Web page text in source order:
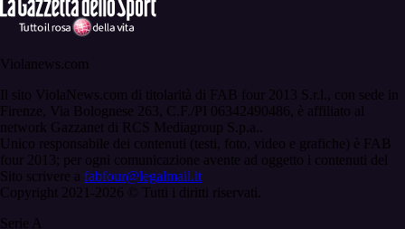
Violanews.com
Il sito ViolaNews.com di titolarità di FAB four 2013 S.r.l., con sede in
Firenze, Via Bolognese 263, C.F./PI 06342490486, è affiliato al
network Gazzanet di RCS Mediagroup S.p.a..
Unico responsabile dei contenuti (testi, foto, video e grafiche) è FAB
four 2013; per ogni comunicazione avente ad oggetto i contenuti del
Sito scrivere a fabfour@legalmail.it
Copyright 2021-2026 © Tutti i diritti riservati.
Serie A